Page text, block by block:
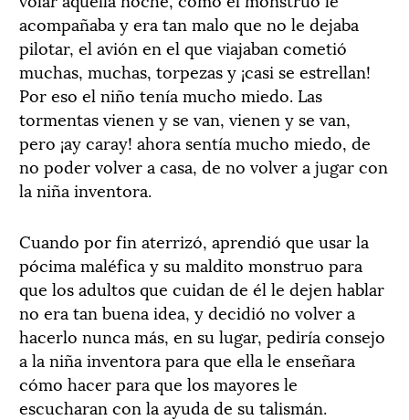
acompañaba y era tan malo que no le dejaba
pilotar, el avión en el que viajaban cometió
muchas, muchas, torpezas y ¡casi se estrellan!
Por eso el niño tenía mucho miedo. Las
tormentas vienen y se van, vienen y se van,
pero ¡ay caray! ahora sentía mucho miedo, de
no poder volver a casa, de no volver a jugar con
la niña inventora.
Cuando por fin aterrizó, aprendió que usar la
pócima maléfica y su maldito monstruo para
que los adultos que cuidan de él le dejen hablar
no era tan buena idea, y decidió no volver a
hacerlo nunca más, en su lugar, pediría consejo
a la niña inventora para que ella le enseñara
cómo hacer para que los mayores le
escucharan con la ayuda de su talismán.